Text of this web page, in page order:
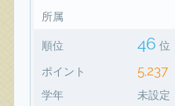
所属
順位 46 位
ポイント 5,237
学年
未設定